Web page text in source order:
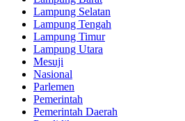
Lampung Selatan
Lampung Tengah
Lampung Timur
Lampung Utara
Mesuji
Nasional
Parlemen
Pemerintah
Pemerintah Daerah